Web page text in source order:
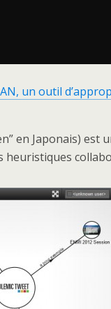
un outil
en Japonais) est
heuristiques